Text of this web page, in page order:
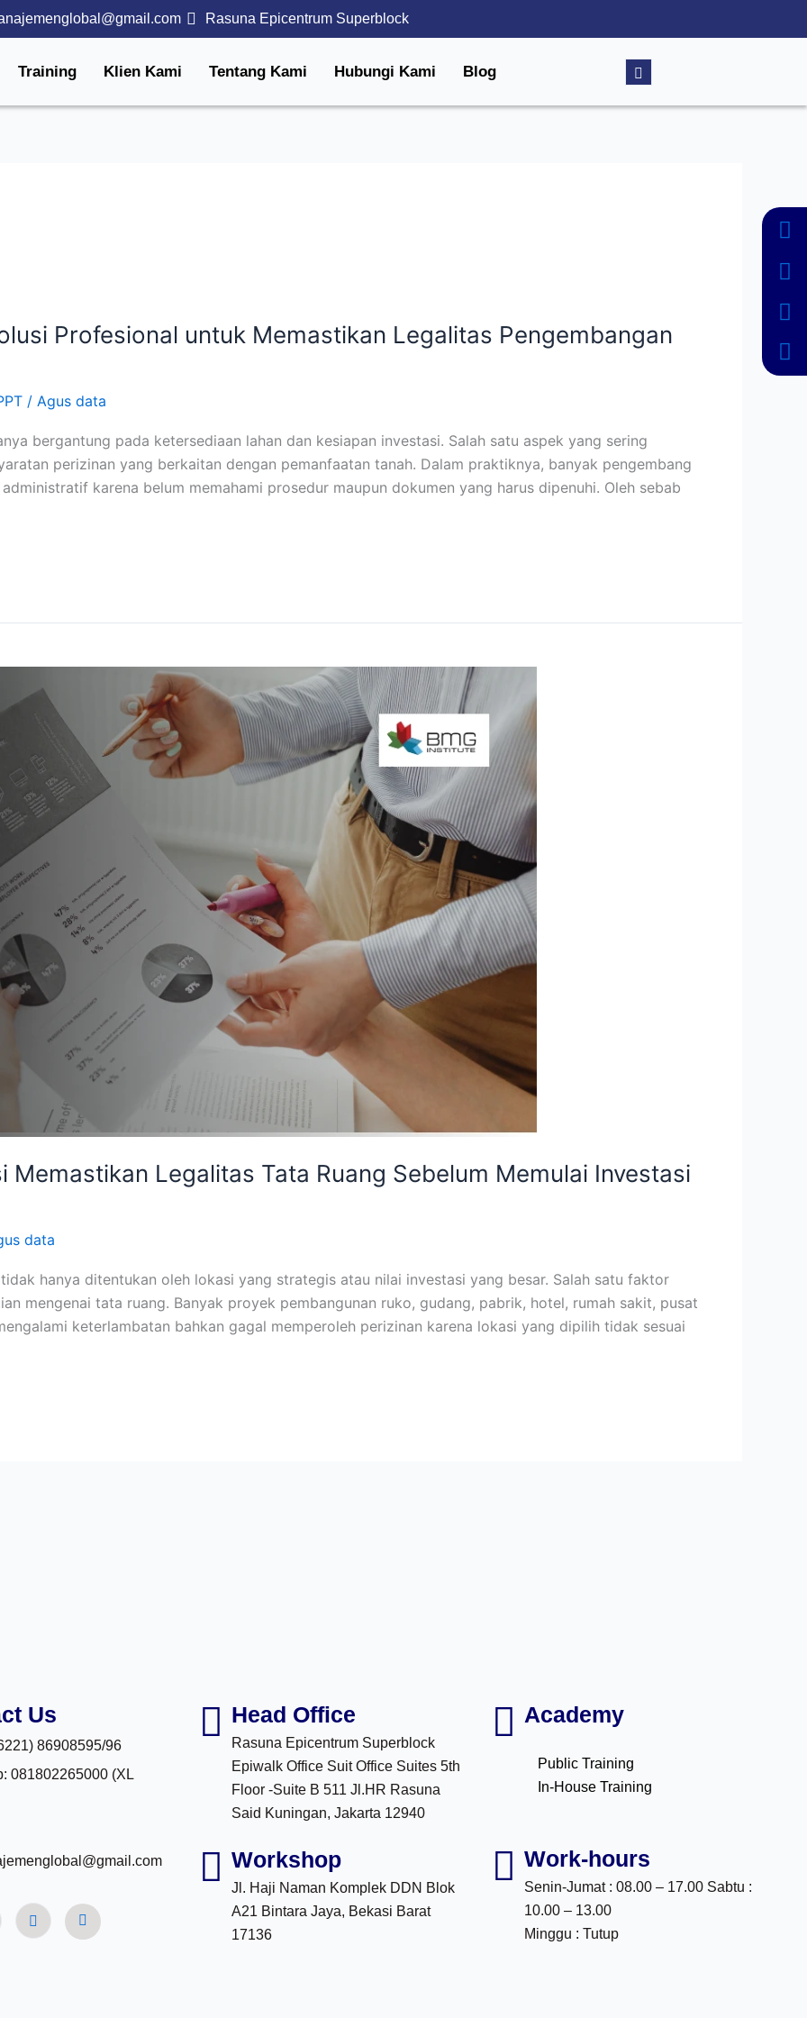
Rasuna Epicentrum Superblock
Training Klien Kami Tentang Kami Hubungi Kami Blog
Profesional untuk Memastikan Legalitas Pengembangan
/ Agus data
bergantung pada ketersediaan lahan dan kesiapan investasi. Salah satu aspek yang sering
perizinan yang berkaitan dengan pemanfaatan tanah. Dalam praktiknya, banyak pengembang
karena belum memahami prosedur maupun dokumen yang harus dipenuhi. Oleh sebab
Memastikan Legalitas Tata Ruang Sebelum Memulai Investasi
data
hanya ditentukan oleh lokasi yang strategis atau nilai investasi yang besar. Salah satu faktor
mengenai tata ruang. Banyak proyek pembangunan ruko, gudang, pabrik, hotel, rumah sakit, pusat
keterlambatan bahkan gagal memperoleh perizinan karena lokasi yang dipilih tidak sesuai
Us
86908595/96
081802265000 (XL
Head Office
Rasuna Epicentrum Superblock
Epiwalk Office Suit Office Suites 5th
Floor -Suite B 511 Jl.HR Rasuna
Said Kuningan, Jakarta 12940
Workshop
Jl. Haji Naman Komplek DDN Blok
A21 Bintara Jaya, Bekasi Barat
17136
Academy
Public Training
In-House Training
Work-hours
Senin-Jumat : 08.00 – 17.00 Sabtu :
10.00 – 13.00
Minggu : Tutup